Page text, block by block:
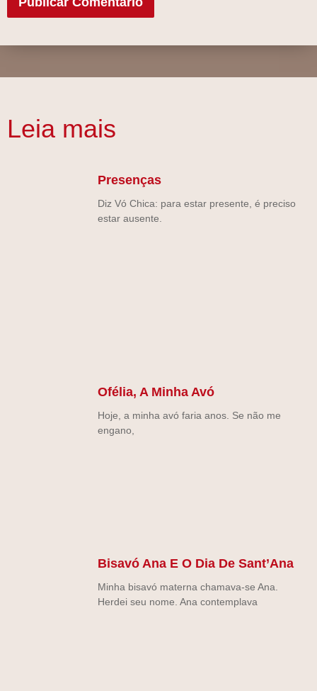
Leia mais
Presenças
Diz Vó Chica: para estar presente, é preciso
estar ausente.
Ofélia, A Minha Avó
Hoje, a minha avó faria anos. Se não me
engano,
Bisavó Ana E O Dia De Sant’Ana
Minha bisavó materna chamava-se Ana.
Herdei seu nome. Ana contemplava